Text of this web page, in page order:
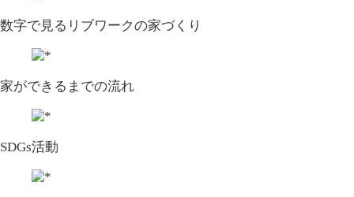
数字で⾒るリブワークの家づくり
家ができるまでの流れ
SDGs活動